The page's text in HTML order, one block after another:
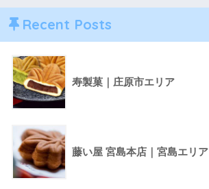
Recent Posts
寿製菓｜庄原市エリア
藤い屋 宮島本店｜宮島エリア